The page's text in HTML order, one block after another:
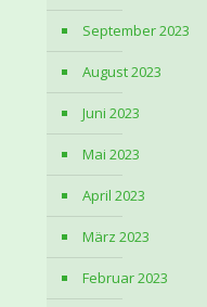
September 2023
August 2023
Juni 2023
Mai 2023
April 2023
März 2023
Februar 2023